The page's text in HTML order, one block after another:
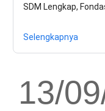
SDM Lengkap,
Selengkapnya
13/